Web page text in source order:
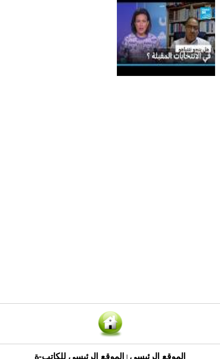
الموقع الرئيسي الموقع الرئيسي للكاتب-ة